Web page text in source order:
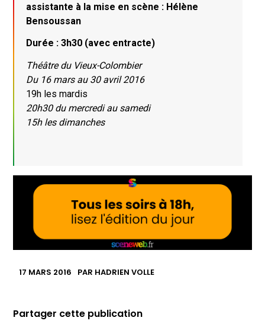
assistante à la mise en scène : Hélène
Bensoussan
Durée : 3h30 (avec entracte)
Théâtre du Vieux-Colombier
Du 16 mars au 30 avril 2016
19h les mardis
20h30 du mercredi au samedi
15h les dimanches
17 MARS 2016 PAR HADRIEN VOLLE
Partager cette publication